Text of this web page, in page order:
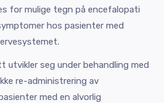
for mulige tegn på encefalopati
hos pasienter med
utvikler seg under behandling med
re-administrering av
med en alvorlig